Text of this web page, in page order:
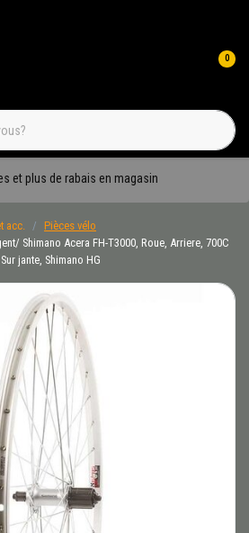
0
et plus de rabais en magasin
acc.
Pièces vélo
Shimano Acera FH-T3000, Roue, Arriere, 700C
jante, Shimano HG